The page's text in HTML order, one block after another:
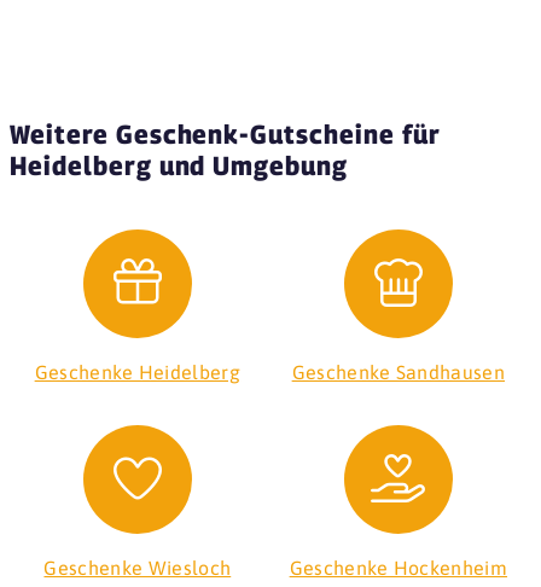
Weitere Geschenk-Gutscheine für
Heidelberg und Umgebung
Geschenke Heidelberg Geschenke Sandhausen
Geschenke Wiesloch Geschenke Hockenheim